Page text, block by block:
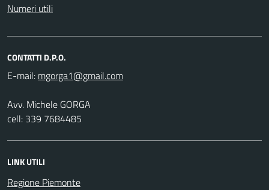
Numeri utili
CONTATTI D.P.O.
E-mail:
Avv. Michele GORGA
cell: 339 7684485
LINK UTILI
Regione Piemonte